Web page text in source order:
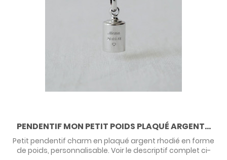
PENDENTIF MON PETIT POIDS PLAQUÉ ARGENT...
Petit pendentif charm en plaqué argent rhodié en forme
de poids, personnalisable. Voir le descriptif complet ci-